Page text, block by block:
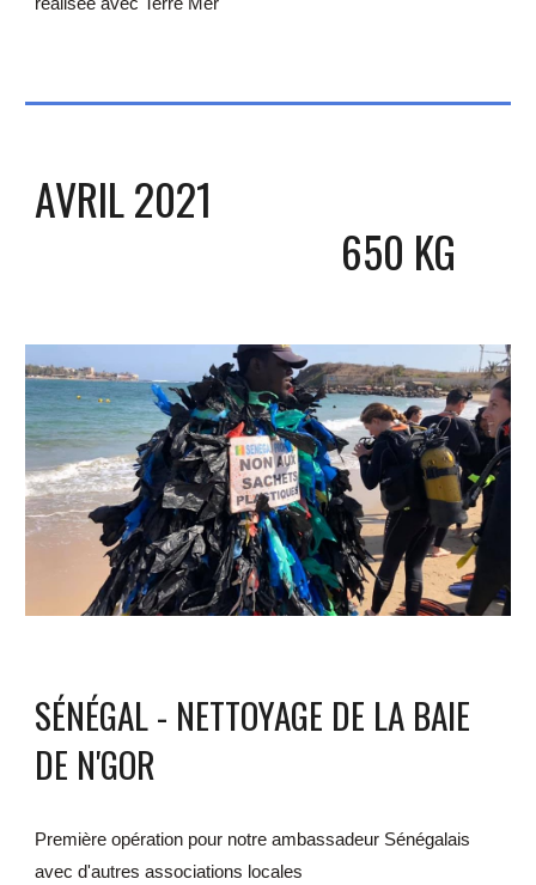
AVRIL 2021
650 KG
SÉNÉGAL - NETTOYAGE DE LA BAIE
DE N'GOR
Première opération pour notre ambassadeur Sénégalais
avec d'autres associations locales